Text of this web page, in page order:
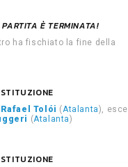
È TERMINATA!
ha fischiato la fine della
Rafael Tolói (Atalanta), esce
(Atalanta)